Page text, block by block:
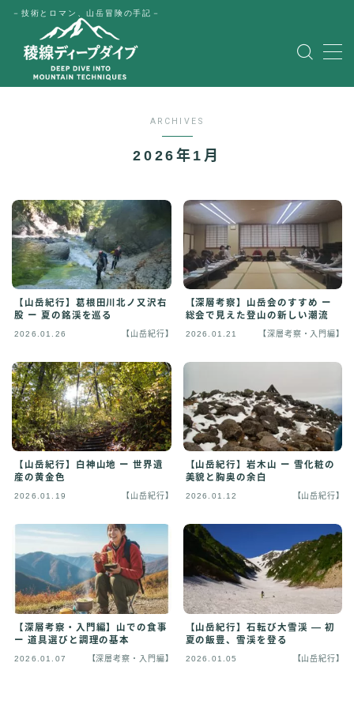
－技術とロマン、山岳冒険の手記－
MENU
Japanese
ARCHIVES
2026年1月
【山岳紀行】葛根田川北ノ又沢右
股 ー 夏の銘渓を巡る
2026.01.26 【山岳紀行】
【深層考察】山岳会のすすめ ー
総会で見えた登山の新しい潮流
2026.01.21 【深層考察・入門編】
【山岳紀行】白神山地 ー 世界遺
産の黄金色
2026.01.19 【山岳紀行】
【山岳紀行】岩木山 ー 雪化粧の
美貌と胸奥の余白
2026.01.12 【山岳紀行】
【深層考察・入門編】山での食事
ー 道具選びと調理の基本
2026.01.07 【深層考察・入門編】
【山岳紀行】石転び大雪渓 — 初
夏の飯豊、雪渓を登る
2026.01.05 【山岳紀行】